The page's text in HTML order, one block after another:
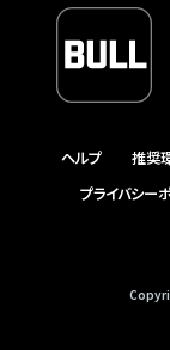
ヘルプ 推奨
プライバシー